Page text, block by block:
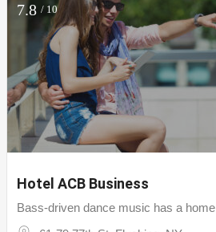
7.8 / 10
Hotel ACB Business
Bass-driven dance music has a home